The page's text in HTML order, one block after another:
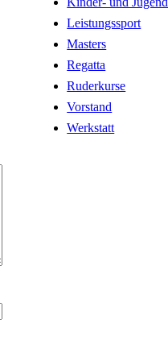
Leistungssport
Masters
Regatta
Ruderkurse
Vorstand
Werkstatt